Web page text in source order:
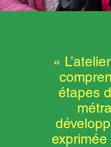
«
étapes
exprimée